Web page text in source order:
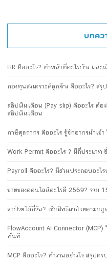
บทคว
HR คืออะไร? ทำหน้าที่อะไรบ้าง แน
กองทุนสงเคราะห์ลูกจ้าง คืออะไร? ส
สลิปเงินเดือน (Pay slip) คืออะไร ต้อ
สลิปเงินเดือน
ภาษีศุลกากร คืออะไร รู้จักอากรนำเข้
Work Permit คืออะไร ? มีกี่ประเภท
Payroll คืออะไร? มีส่วนประกอบอะไร
ขายของออนไลน์อะไรดี 2569? รวม
ลาป่วยได้กี่วัน? เช็กสิทธิลาป่วยตามกฎ
FlowAccount AI Connector
ทันที
MCP คืออะไร? ทำงานอย่างไร สรุปค